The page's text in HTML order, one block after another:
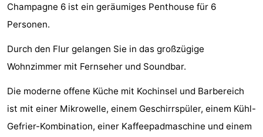
Loverendale
Résidence
Wijngaerde
Campingplätze
Ferienhäuser
-
Buitenhof
-
Champagne 6 ist ein geräumiges Penthouse für 6
Personen.
Durch den Flur gelangen Sie in das großzügige
Wohnzimmer mit Fernseher und Soundbar.
Die moderne offene Küche mit Kochinsel und Barbereich
ist mit einer Mikrowelle, einem Geschirrspüler, einem Kühl-
Gefrier-Kombination, einer Kaffeepadmaschine und einem